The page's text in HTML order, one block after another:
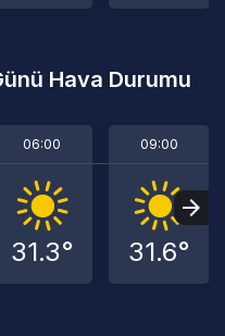
Hava Durumu
06:00
31.3°
09:00
31.6°